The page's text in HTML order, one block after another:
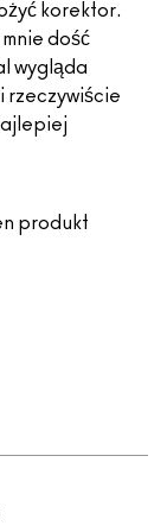
korektor.
dość
wygląda
rzeczywiście
produkt